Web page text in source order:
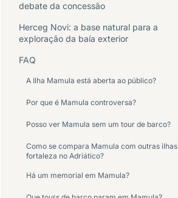
debate da concessão
Herceg Novi: a base natural para a
exploração da baía exterior
FAQ
A Ilha Mamula está aberta ao público?
Por que é Mamula controversa?
Posso ver Mamula sem um tour de barco?
Como se compara Mamula com outras ilhas
fortaleza no Adriático?
Há um memorial em Mamula?